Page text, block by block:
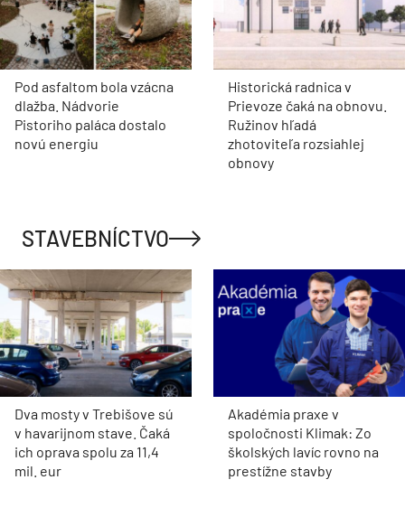
Pod asfaltom bola vzácna
dlažba. Nádvorie
Pistoriho paláca dostalo
novú energiu
Historická radnica v
Prievoze čaká na obnovu.
Ružinov hľadá
zhotoviteľa rozsiahlej
obnovy
STAVEBNÍCTVO
Dva mosty v Trebišove sú
v havarijnom stave. Čaká
ich oprava spolu za 11,4
mil. eur
Akadémia praxe v
spoločnosti Klimak: Zo
školských lavíc rovno na
prestížne stavby